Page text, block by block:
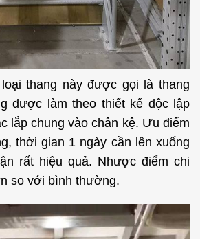
thang này được gọi là thang
được làm theo thiết kế độc lập
lắp chung vào chân kệ. Ưu điểm
thời gian 1 ngày cần lên xuống
rất hiệu quả. Nhược điểm chi
so với bình thường.